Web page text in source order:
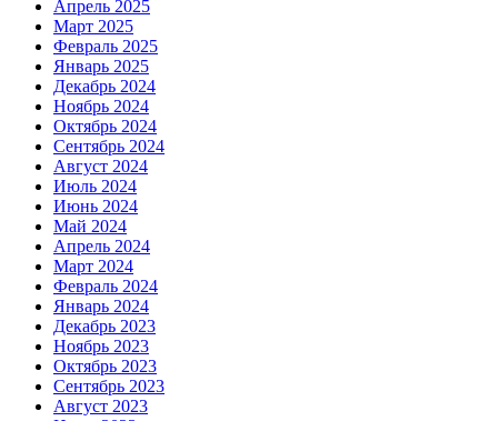
Апрель 2025
Март 2025
Февраль 2025
Январь 2025
Декабрь 2024
Ноябрь 2024
Октябрь 2024
Сентябрь 2024
Август 2024
Июль 2024
Июнь 2024
Май 2024
Апрель 2024
Март 2024
Февраль 2024
Январь 2024
Декабрь 2023
Ноябрь 2023
Октябрь 2023
Сентябрь 2023
Август 2023